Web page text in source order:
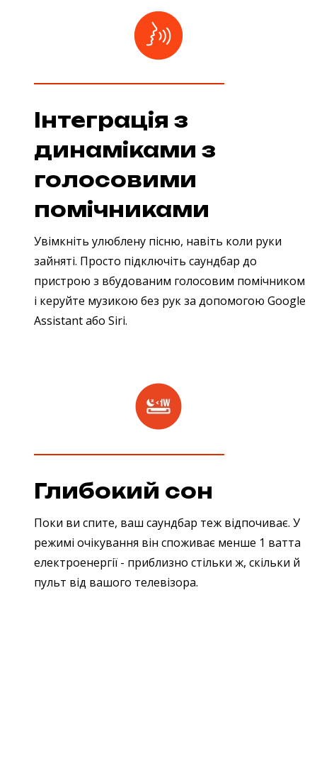
Інтеграція з
динаміками з
голосовими
помічниками
Увімкніть улюблену пісню, навіть коли руки
зайняті. Просто підключіть саундбар до
пристрою з вбудованим голосовим помічником
і керуйте музикою без рук за допомогою Google
Assistant або Siri.
Глибокий сон
Поки ви спите, ваш саундбар теж відпочиває. У
режимі очікування він споживає менше 1 ватта
електроенергії - приблизно стільки ж, скільки й
пульт від вашого телевізора.